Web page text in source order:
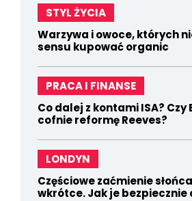
STYL ŻYCIA
Warzywa i owoce, których
sensu kupować organic
PRACA I FINANSE
Co dalej z kontami ISA? Czy
cofnie reformę Reeves?
LONDYN
Częściowe zaćmienie
wkrótce. Jak je bezpiecznie